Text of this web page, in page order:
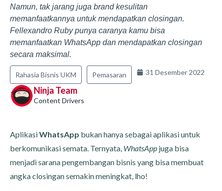
Namun, tak jarang juga brand kesulitan
memanfaatkannya untuk mendapatkan closingan.
Fellexandro Ruby punya caranya kamu bisa
memanfaatkan WhatsApp dan mendapatkan closingan
secara maksimal.
Rahasia Bisnis UKM Pemasaran 31 Desember 2022
Ninja Team
Content Drivers
AplikasiWhatsApp bukan hanya sebagai aplikasi untuk
berkomunikasi semata. Ternyata, WhatsApp juga bisa
menjadi sarana pengembangan bisnis yang bisa membuat
angka closingan semakin meningkat, lho!